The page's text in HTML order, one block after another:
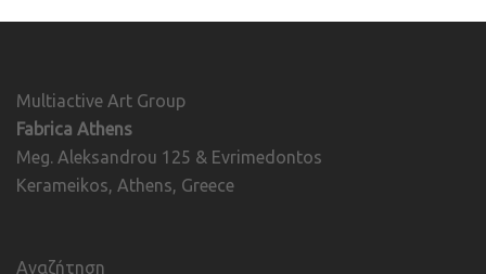
Multiactive Art Group
Fabrica Athens
Meg. Aleksandrou 125 & Evrimedontos
Kerameikos, Athens, Greece
Αναζήτηση